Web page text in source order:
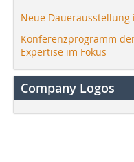
Neue Dauerausstellung
Konferenzprogramm
Expertise im Fokus
Company Logos